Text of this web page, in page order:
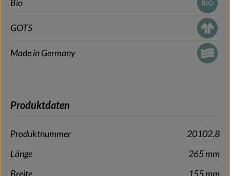
Bio
GOTS
Made in Germany
Produktdaten
Produktnummer
20102.8
Länge
265 mm
Breite
155 mm